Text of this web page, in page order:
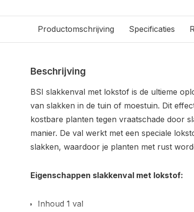
Productomschrijving Specificaties
Beschrijving
BSI slakkenval met lokstof is de ultieme
van slakken in de tuin of moestuin. Dit
kostbare planten tegen vraatschade door
manier. De val werkt met een speciale
slakken, waardoor je planten met rust
Eigenschappen slakkenval met lokstof:
Inhoud 1 val